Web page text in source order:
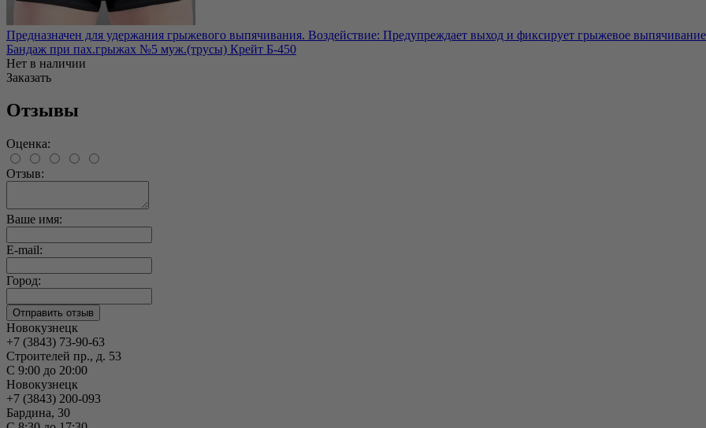
Предназначен для удержания грыжевого выпячивания. Воздействие: Предупреждает выход и фиксирует грыжевое
Бандаж при пах.грыжах №5 муж.(трусы) Крейт Б-450
Нет в наличии
Заказать
Отзывы
Оценка:
Отзыв:
Ваше имя:
E-mail:
Город:
Новокузнецк
+7 (3843) 73-90-63
Строителей пр., д. 53
С 9:00 до 20:00
Новокузнецк
+7 (3843) 200-093
Бардина, 30